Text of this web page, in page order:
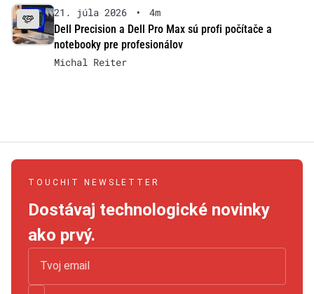
21. júla 2026 •
4m
Dell Precision a Dell Pro Max sú profi počítače a
notebooky pre profesionálov
Michal Reiter
TOUCHIT NEWSLETTER
Dostávaj technologické novinky
ako prvý.